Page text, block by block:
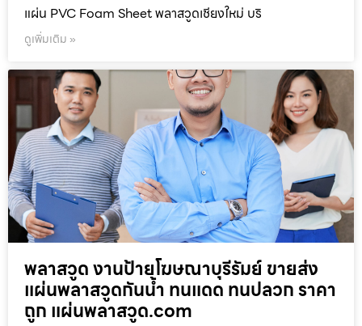
แผ่น PVC Foam Sheet พลาสวูดเชียงใหม่ บริ
ดูเพิ่มเติม »
พลาสวูด งานป้ายโฆษณาบุรีรัมย์ ขายส่ง
แผ่นพลาสวูดกันน้ำ ทนแดด ทนปลวก ราคา
ถูก แผ่นพลาสวูด.com